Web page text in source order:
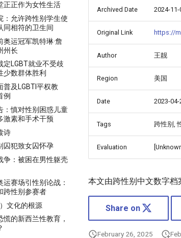
正正作为女性生活
：允许跨性别学生使
同相符的卫生间
奥运冠军凯特琳·詹
州长
定LGBT就业不受歧
少数群体胜利
普及LGBTI平权教
例
：慎对性别困惑儿童
激素和手术干预
诗
囚犯致女囚怀孕
争：被困在男性躯壳
运赛场引性别论战：
跨性别参赛者
文化的根源
慌的新西兰性教育，
Archived Date 2024-11-
Original Link https://
Author 王靓
Region 美国
Date 2023-04-
Tags 跨性别,
Evaluation
本文由跨性别中文数字档
Share on
February 26, 2025